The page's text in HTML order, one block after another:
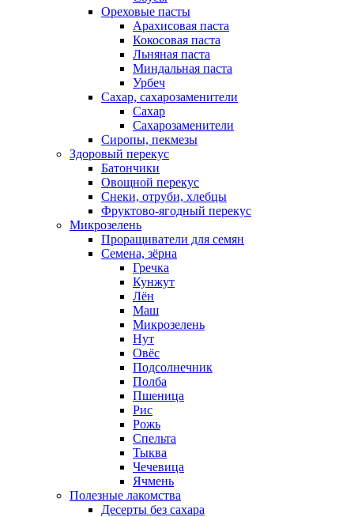
Ореховые пасты
Арахисовая паста
Кокосовая паста
Льняная паста
Миндальная паста
Урбеч
Сахар, сахарозаменители
Сахар
Сахарозаменители
Сиропы, пекмезы
Здоровый перекус
Батончики
Овощной перекус
Снеки, отруби, хлебцы
Фруктово-ягодный перекус
Микрозелень
Проращиватели для семян
Семена, зёрна
Гречка
Кунжут
Лён
Маш
Микрозелень
Нут
Овёс
Подсолнечник
Полба
Пшеница
Рис
Рожь
Спельта
Тыква
Чечевица
Ячмень
Полезные лакомства
Десерты без сахара